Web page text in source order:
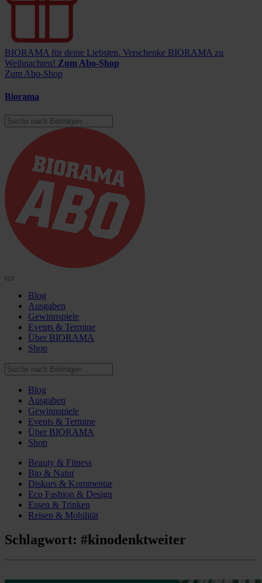
BIORAMA für deine Liebsten. Verschenke BIORAMA zu
Weihnachten! Zum Abo-Shop
Zum Abo-Shop
Biorama
Blog
Ausgaben
Gewinnspiele
Events & Termine
Über BIORAMA
Shop
Blog
Ausgaben
Gewinnspiele
Events & Termine
Über BIORAMA
Shop
Beauty & Fitness
Bio & Natur
Diskurs & Kommentar
Eco Fashion & Design
Essen & Trinken
Reisen & Mobilität
Schlagwort: #kinodenktweiter